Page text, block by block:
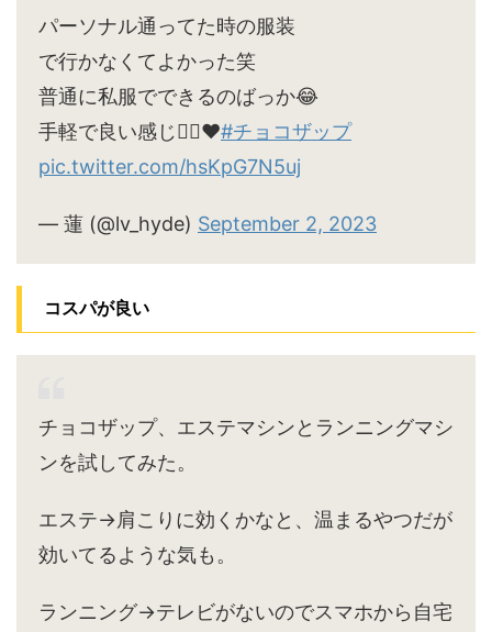
パーソナル通ってた時の服装
で行かなくてよかった笑
普通に私服でできるのばっか😂
手軽で良い感じ🙆‍♀️♥#チョコザップ
pic.twitter.com/hsKpG7N5uj
— 蓮 (@lv_hyde) September 2, 2023
コスパが良い
チョコザップ、エステマシンとランニングマシ
ンを試してみた。
エステ→肩こりに効くかなと、温まるやつだが
効いてるような気も。
ランニング→テレビがないのでスマホから自宅